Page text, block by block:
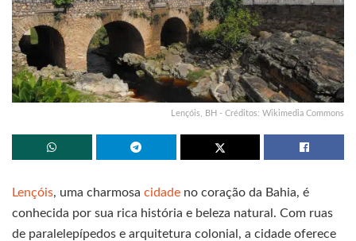
Lençóis, BH - Créditos: Wikimedia Commons
Lençóis, uma charmosa cidade no coração da Bahia, é
conhecida por sua rica história e beleza natural. Com ruas
de paralelepípedos e arquitetura colonial, a cidade oferece